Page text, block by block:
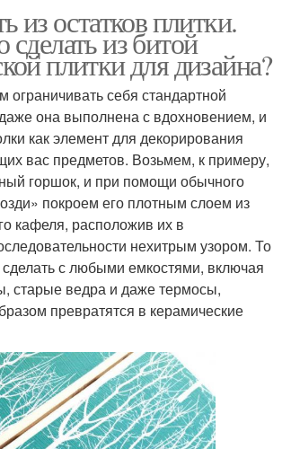
из остатков плитки.
из битой
плитки для дизайна?
ограничивать себя стандартной
она выполнена с вдохновением, и
как элемент для декорирования
вас предметов. Возьмем, к примеру,
горшок, и при помощи обычного
покроем его плотным слоем из
кафеля, расположив их в
нехитрым узором. То
с любыми емкостями, включая
старые ведра и даже термосы,
превратятся в керамические